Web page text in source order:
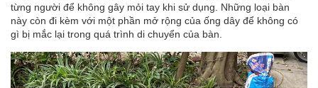
từng người để không gây mỏi tay khi sử dụng. Những loại bàn
này còn đi kèm với một phần mở rộng của ống dây để không có
gì bị mắc lại trong quá trình di chuyển của bàn.